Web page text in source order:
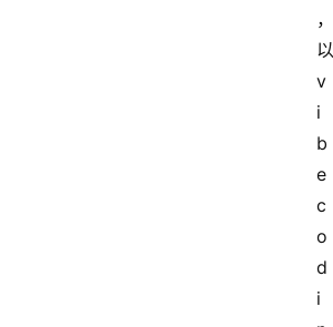
，
以
v
i
b
e
c
o
d
i